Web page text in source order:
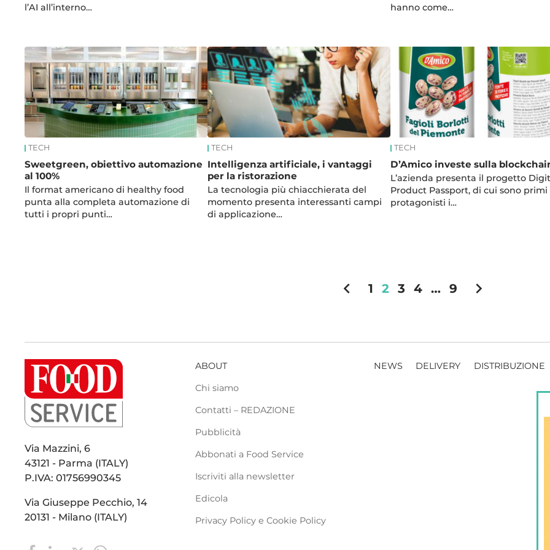
l’AI all’interno…
hanno come…
TECH
Sweetgreen, obiettivo automazione
al 100%
Il format americano di healthy food
punta alla completa automazione di
tutti i propri punti…
TECH
Intelligenza artificiale, i vantaggi
per la ristorazione
La tecnologia più chiacchierata del
momento presenta interessanti campi
di applicazione…
TECH
D’Amico investe sulla
L’azienda presenta il progetto
Product Passport, di cui sono primi
protagonisti i…
chevron_left 1 2 3 4 … 9 chevron_right
Via Mazzini, 6
43121 - Parma (ITALY)
P.IVA: 01756990345
Via Giuseppe Pecchio, 14
20131 - Milano (ITALY)
ABOUT
Chi siamo
Contatti – REDAZIONE
Pubblicità
Abbonati a Food Service
Iscriviti alla newsletter
Edicola
Privacy Policy e Cookie Policy
NEWS DELIVERY DISTRIBUZIONE